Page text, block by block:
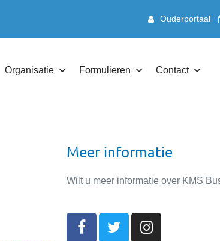
Ouderportaal
Organisatie Formulieren Contact
Meer informatie
Wilt u meer informatie over KMS